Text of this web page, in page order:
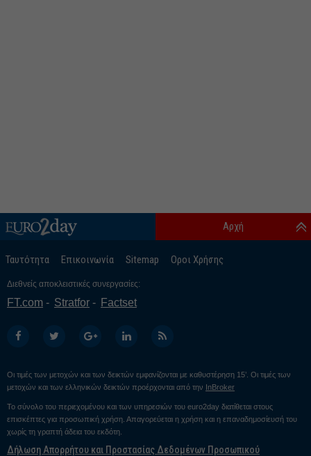
Ταυτότητα Επικοινωνία Sitemap Οροι Χρήσης
Αρχή
Διεθνείς αποκλειστικές συνεργασίες:
FT.com Stratfor Factset
Οι τιμές των μετοχών και των δεικτών εμφανίζονται με καθυστέρηση 15’. Οι τιμές των
μετοχών και των ελληνικών δεικτών προέρχονται από την InBroker
Το σύνολο του περιεχομένου και των υπηρεσιών του euro2day διατίθεται στους
επισκέπτες για προσωπική χρήση. Απαγορεύεται η χρήση και η επαναδημοσίευσή του
χωρίς τη γραπτή άδεια του εκδότη.
Δήλωση Απορρήτου και Προστασίας Δεδομένων Προσωπικού